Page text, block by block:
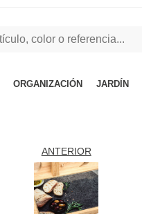
ORGANIZACIÓN JARDÍN
ANTERIOR